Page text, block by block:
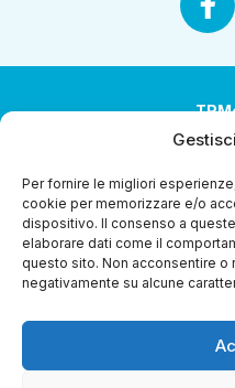
Per fornire le migliori
cookie per memorizzare e/o
dispositivo. Il consenso a
elaborare dati come il
questo sito. Non acconsentire o
negativamente su alcune
Società
Società sottoposta
coordinamento da parte di
Sede legale: via Ragazzi
Capitale